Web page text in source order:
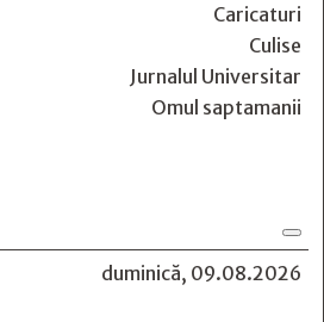
Caricaturi
Culise
Jurnalul Universitar
Omul saptamanii
duminică, 09.08.2026